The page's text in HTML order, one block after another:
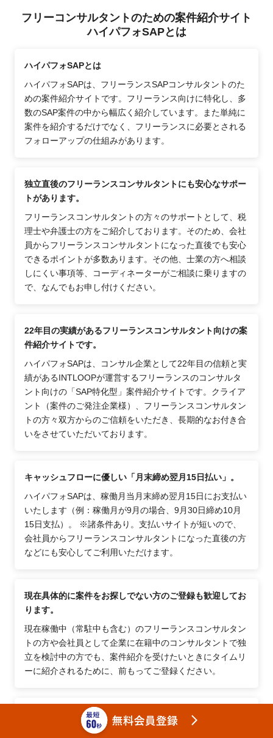
フリーコンサルタントのための案件紹介サイト
ハイパフォSAPとは
ハイパフォSAPとは
ハイパフォSAPは、フリーランスSAPコンサルタントのた
めの案件紹介サイトです。フリーランス向けに特化し、多
数のSAP案件の中から幅広く紹介しています。また単純に
案件を紹介するだけでなく、フリーランスに必要とされる
フォローアップの仕組みがあります。
独立直後のフリーランスコンサルタントにも安心なサポー
トがあります。
フリーランスコンサルタントの方々のサポートとして、税
理士や弁護士の方をご紹介しております。そのため、会社
員からフリーランスコンサルタントになった直後でも安心
できるポイントが多数あります。その他、士業の方へ相談
しにくい事項等、コーディネーターがご相談に乗りますの
で、なんでもお申し付けください。
22年目の実績があるフリーランスコンサルタント向けの案
件紹介サイトです。
ハイパフォSAPは、コンサル企業として22年目の信頼と実
績があるINTLOOPが運営するフリーランスのコンサルタ
ント向けの「SAP特化型」案件紹介サイトです。クライア
ント（案件のご発注企業様）、フリーランスコンサルタン
トの方々双方からのご信頼をいただき、長期的なお付き合
いをさせていただいております。
キャッシュフローに優しい「月末締め翌月15日払い」。
ハイパフォSAPは、稼働月当月末締め翌月15日にお支払い
いたします（例：稼働月が9月の場合、9月30日締め10月
15日支払）。 ※諸条件あり。支払いサイトが短いので、
会社員からフリーランスコンサルタントになった直後の方
などにも安心してご利用いただけます。
現在具体的に案件をお探しでない方のご登録も歓迎してお
ります。
現在稼働中（常駐中も含む）のフリーランスコンサルタン
トの方や会社員として企業に在籍中のコンサルタントで独
立を検討中の方でも、案件紹介を受けたいときにタイムリ
ーに紹介されるために、前もってご登録ください。
57,000名以上のフリーランスコンサルタントが利用する案
件サイトです。